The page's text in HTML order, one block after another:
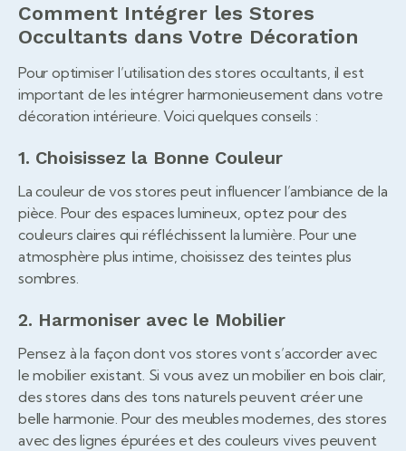
Comment Intégrer les Stores
Occultants dans Votre Décoration
Pour optimiser l’utilisation des stores occultants, il est
important de les intégrer harmonieusement dans votre
décoration intérieure. Voici quelques conseils :
1. Choisissez la Bonne Couleur
La couleur de vos stores peut influencer l’ambiance de la
pièce. Pour des espaces lumineux, optez pour des
couleurs claires qui réfléchissent la lumière. Pour une
atmosphère plus intime, choisissez des teintes plus
sombres.
2. Harmoniser avec le Mobilier
Pensez à la façon dont vos stores vont s’accorder avec
le mobilier existant. Si vous avez un mobilier en bois clair,
des stores dans des tons naturels peuvent créer une
belle harmonie. Pour des meubles modernes, des stores
avec des lignes épurées et des couleurs vives peuvent